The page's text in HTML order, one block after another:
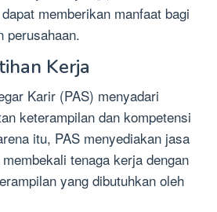
memberikan manfaat bagi
perusahaan.
Kerja
Karir (PAS) menyadari
keterampilan dan kompetensi
itu, PAS menyediakan jasa
tenaga kerja dengan
yang dibutuhkan oleh